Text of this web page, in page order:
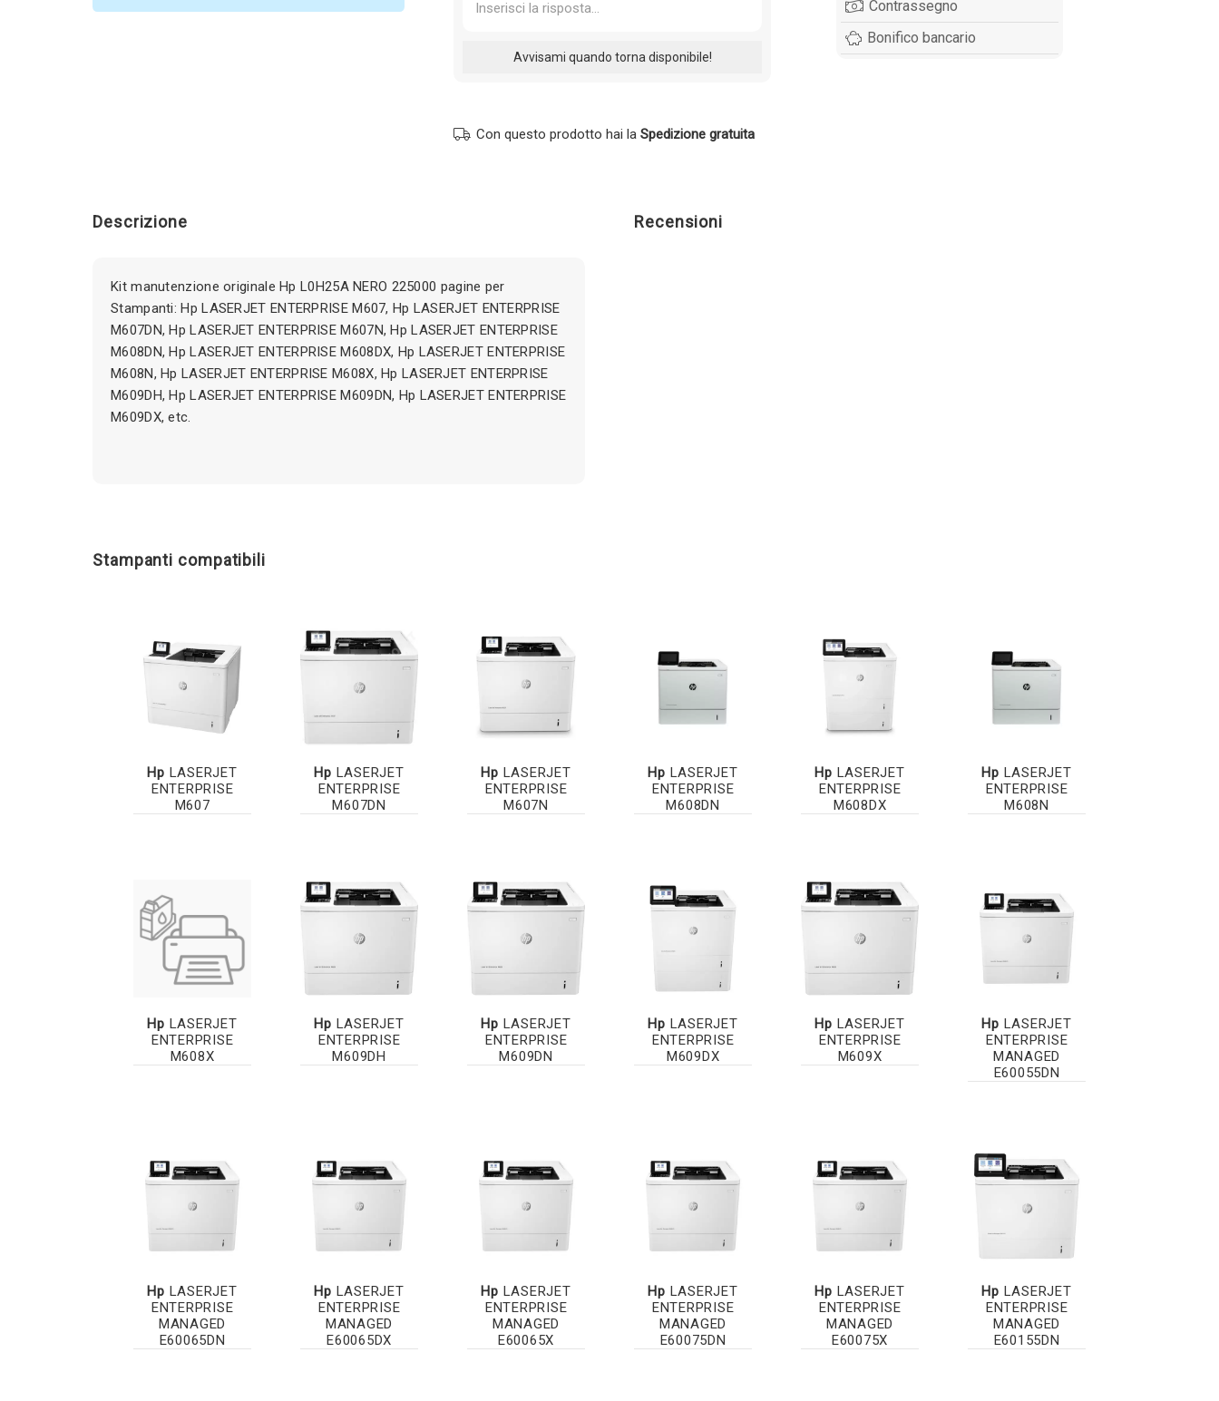
Con questo prodotto hai la Spedizione gratuita
Contrassegno
Bonifico bancario
Descrizione
Kit manutenzione originale Hp L0H25A NERO 225000 pagine per
Stampanti: Hp LASERJET ENTERPRISE M607, Hp LASERJET ENTERPRISE
M607DN, Hp LASERJET ENTERPRISE M607N, Hp LASERJET ENTERPRISE
M608DN, Hp LASERJET ENTERPRISE M608DX, Hp LASERJET ENTERPRISE
M608N, Hp LASERJET ENTERPRISE M608X, Hp LASERJET ENTERPRISE
M609DH, Hp LASERJET ENTERPRISE M609DN, Hp LASERJET ENTERPRISE
M609DX, etc.
Recensioni
Stampanti compatibili
Hp LASERJET
ENTERPRISE
M607
Hp LASERJET
ENTERPRISE
M607DN
Hp LASERJET
ENTERPRISE
M607N
Hp LASERJET
ENTERPRISE
M608DN
Hp LASERJET
ENTERPRISE
M608DX
Hp LASERJET
ENTERPRISE
M608N
Hp LASERJET
ENTERPRISE
M608X
Hp LASERJET
ENTERPRISE
M609DH
Hp LASERJET
ENTERPRISE
M609DN
Hp LASERJET
ENTERPRISE
M609DX
Hp LASERJET
ENTERPRISE
M609X
Hp LASERJET
ENTERPRISE
MANAGED
E60055DN
Hp LASERJET
ENTERPRISE
MANAGED
E60065DN
Hp LASERJET
ENTERPRISE
MANAGED
E60065DX
Hp LASERJET
ENTERPRISE
MANAGED
E60065X
Hp LASERJET
ENTERPRISE
MANAGED
E60075DN
Hp LASERJET
ENTERPRISE
MANAGED
E60075X
Hp LASERJET
ENTERPRISE
MANAGED
E60155DN